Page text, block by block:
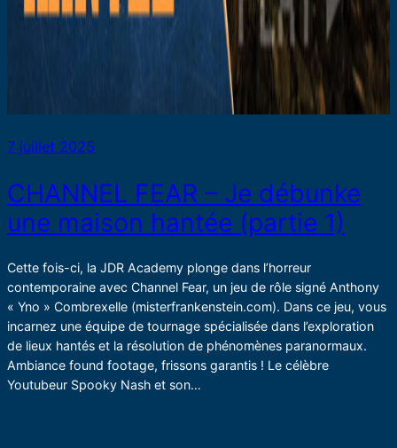
7 juillet 2025
CHANNEL FEAR – Je débunke
une maison hantée (partie 1)
Cette fois-ci, la JDR Academy plonge dans l’horreur
contemporaine avec Channel Fear, un jeu de rôle signé Anthony
« Yno » Combrexelle (misterfrankenstein.com). Dans ce jeu, vous
incarnez une équipe de tournage spécialisée dans l’exploration
de lieux hantés et la résolution de phénomènes paranormaux.
Ambiance found footage, frissons garantis ! Le célèbre
Youtubeur Spooky Nash et son…